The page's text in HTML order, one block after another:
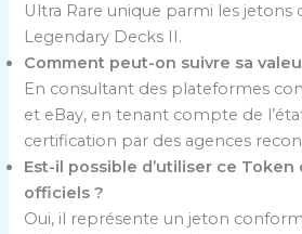
Ultra Rare unique parmi les jetons
Legendary Decks II.
Comment peut-on suivre sa
En consultant des plateformes
et eBay, en tenant compte de
certification par des agences
Est-il possible d’utiliser ce
officiels ?
Oui, il représente un jeton